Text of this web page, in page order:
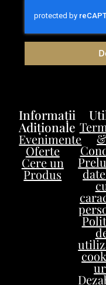
Informații
Adiționale
Evenimente
Oferte
Cere un
Produs